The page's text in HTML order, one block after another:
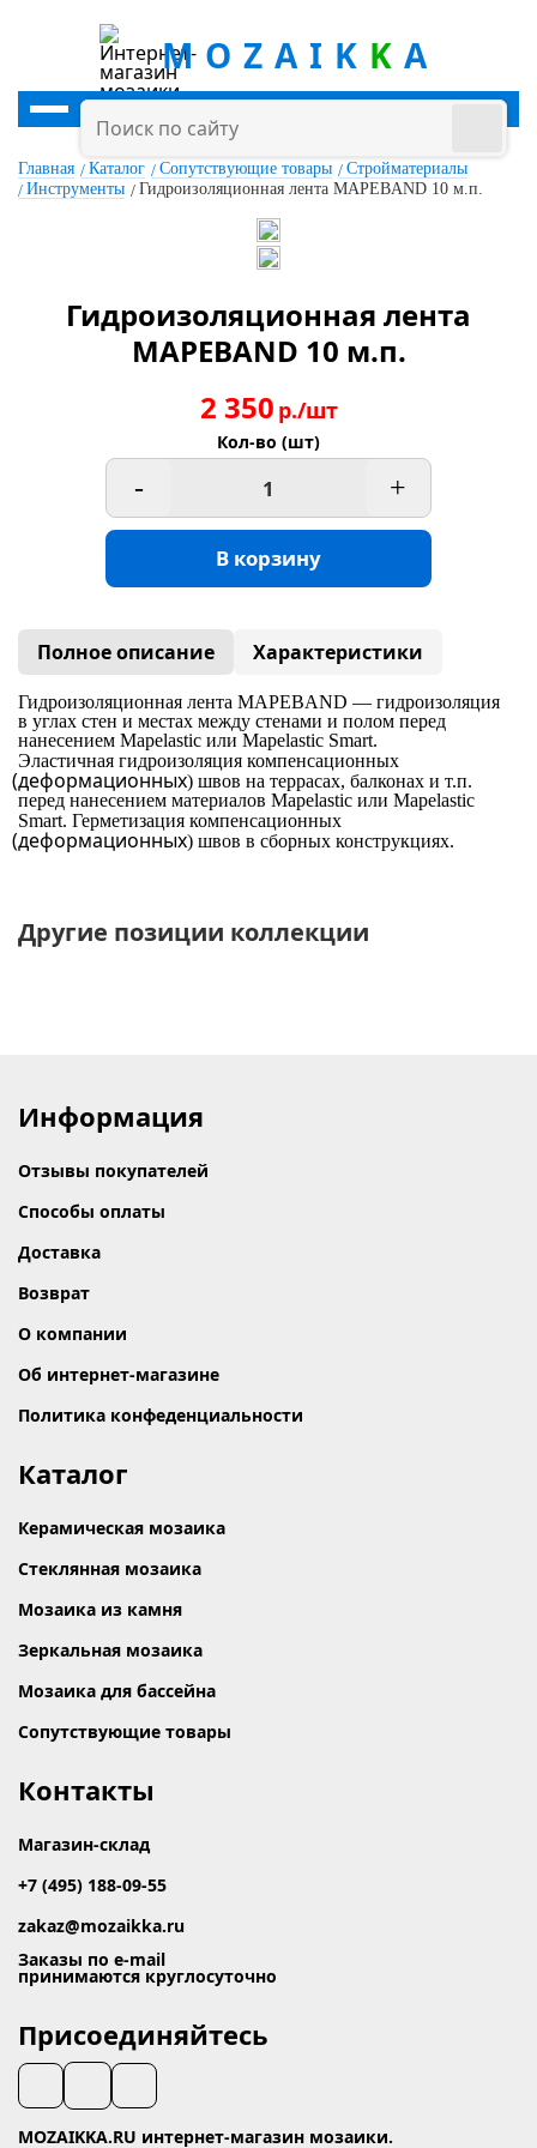
MOZAIK K A
Главная Каталог Сопутствующие товары
Стройматериалы
Инструменты
Гидроизоляционная лента MAPEBAND 10 м.п.
Гидроизоляционная лента
MAPEBAND 10 м.п.
2 350 р./шт
Кол-во (шт)
- +
В корзину
Полное описание Характеристики
Гидроизоляционная лента MAPEBAND — гидроизоляция
в углах стен и местах между стенами и полом перед
нанесением Mapelastic или Mapelastic Smart.
Эластичная гидроизоляция компенсационных
(деформационных) швов на террасах, балконах и т.п.
перед нанесением материалов Mapelastic или Mapelastic
Smart. Герметизация компенсационных
(деформационных) швов в сборных конструкциях.
Другие позиции коллекции
Информация
Отзывы покупателей
Способы оплаты
Доставка
Возврат
О компании
Об интернет-магазине
Политика конфеденциальности
Каталог
Керамическая мозаика
Стеклянная мозаика
Мозаика из камня
Зеркальная мозаика
Мозаика для бассейна
Сопутствующие товары
Контакты
Магазин-склад
+7 (495) 188-09-55
zakaz@mozaikka.ru
Заказы по e-mail
принимаются круглосуточно
Присоединяйтесь
MOZAIKKA.RU интернет-магазин мозаики.